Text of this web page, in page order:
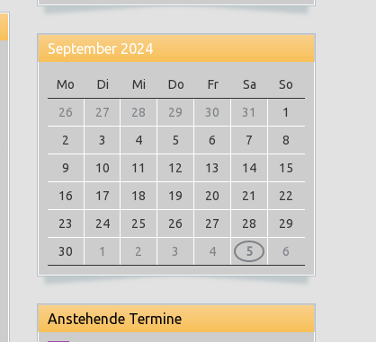
September 2024
Mo Di Mi Do Fr Sa
So
26
27 28 29 30 31
1
2
3 4 5 6 7
8
9
10 11 12 13 14
15
16
17 18 19 20 21
22
23
24 25 26 27 28
29
30
1 2 3 4 5 6
Anstehende Termine